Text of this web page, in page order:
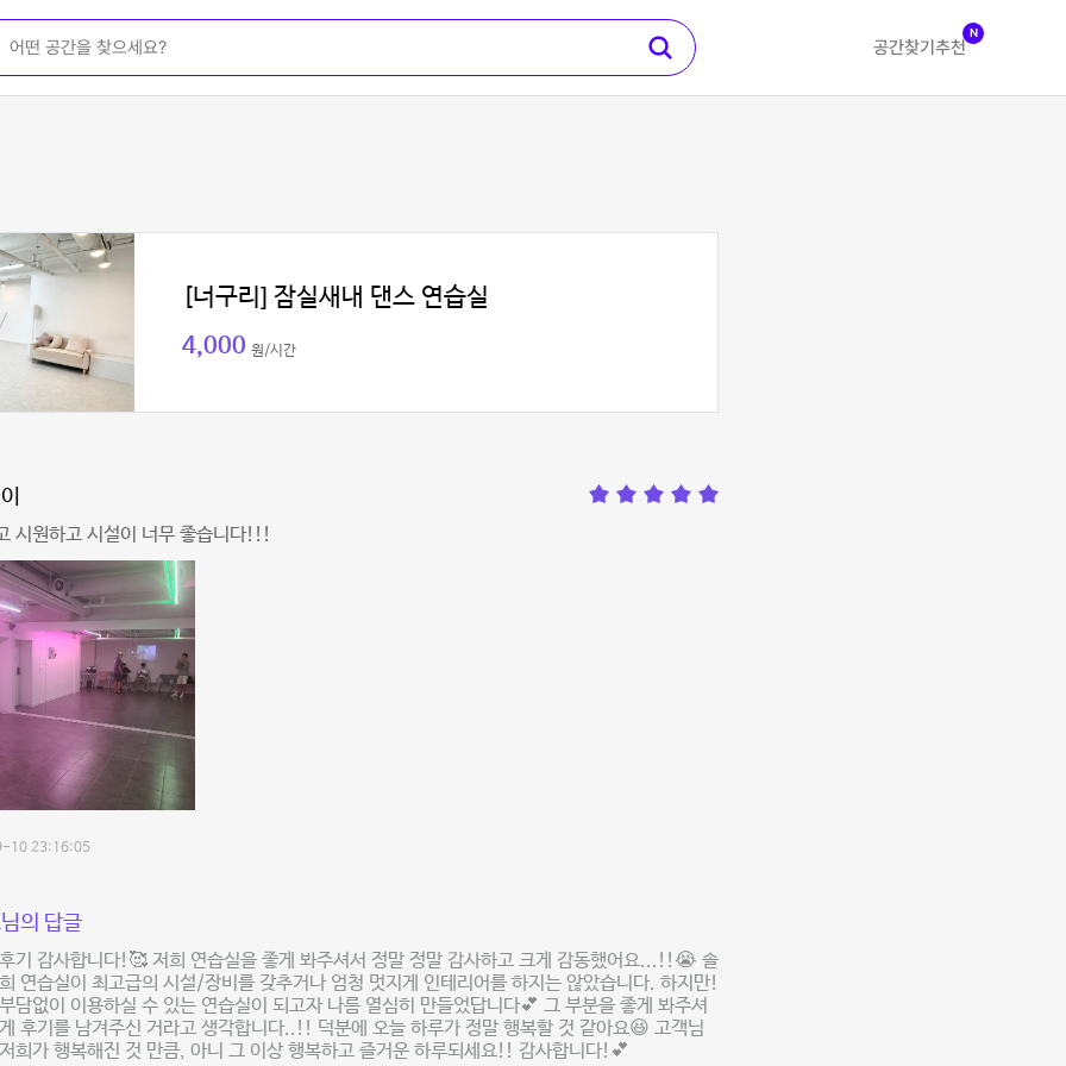
공간찾기 추천
N
[너구리] 잠실새내 댄스 연습실
4,000 원/시간
시원하고 시설이 너무 좋습니다!!!
10 23:16:05
의 답글
기 감사합니다!🥰 저희 연습실을 좋게 봐주셔서 정말 정말 감사하고 크게 감동했어요...!!😭 솔
연습실이 최고급의 시설/장비를 갖추거나 엄청 멋지게 인테리어를 하지는 않았습니다. 하지만!
담없이 이용하실 수 있는 연습실이 되고자 나름 열심히 만들었답니다💕 그 부분을 좋게 봐주셔
후기를 남겨주신 거라고 생각합니다..!! 덕분에 오늘 하루가 정말 행복할 것 같아요😆 고객님
희가 행복해진 것 만큼, 아니 그 이상 행복하고 즐거운 하루되세요!! 감사합니다!💕